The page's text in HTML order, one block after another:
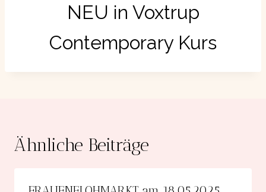
NEU in Voxtrup
Contemporary Kurs
Ähnliche Beiträge